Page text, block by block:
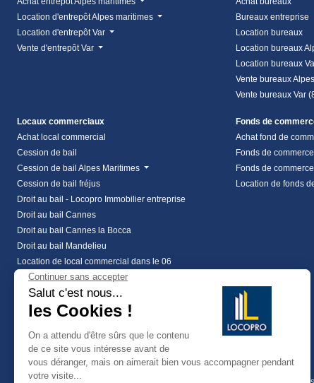
Location d'entrepôt Alpes maritimes
Location d'entrepôt Var
Vente d'entrepôt Var
Bureaux entreprise
Location bureaux
Location bureaux
Location bureaux
Vente bureaux
Vente bureaux Var
Locaux commerciaux
Achat local commercial
Cession de bail
Cession de bail Alpes Maritimes
Cession de bail fréjus
Droit au bail - Locopro Immobilier entreprise
Droit au bail Cannes
Droit au bail Cannes la Bocca
Droit au bail Mandelieu
Location de local commercial dans le 06
Location local commercial Alpes Maritimes
Location local commercial Var
vente local commercial à frejus
Vente local commercial Alpes Maritimes
Fonds de
Achat fond de
Fonds de commerce
Fonds de
Location de fonds
Coworking
Terrains